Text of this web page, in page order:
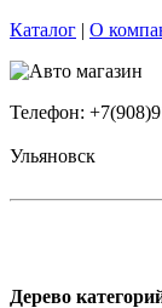
Каталог | О
Телефон:
Ульяновск
Дерево